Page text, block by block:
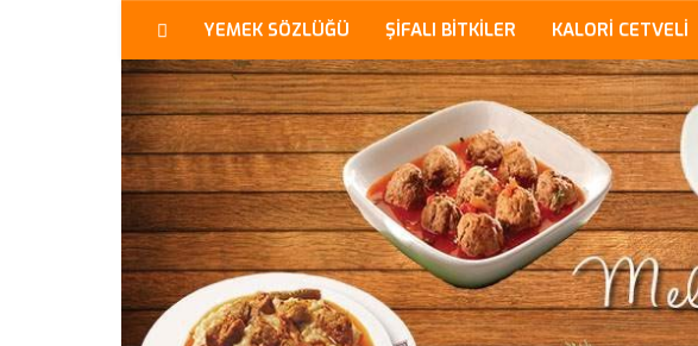
YEMEK SÖZLÜĞÜ ŞİFALI BİTKİLER KALORİ CETVELİ